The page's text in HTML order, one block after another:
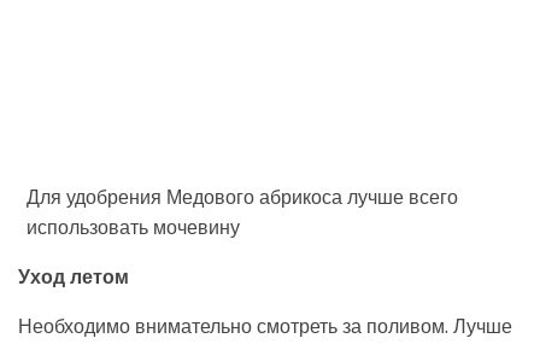
Для удобрения Медового абрикоса лучше всего
использовать мочевину
Уход летом
Необходимо внимательно смотреть за поливом. Лучше